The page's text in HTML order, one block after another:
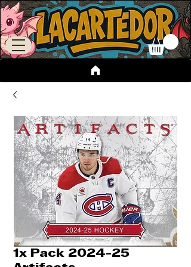
1x Pack 2024-25